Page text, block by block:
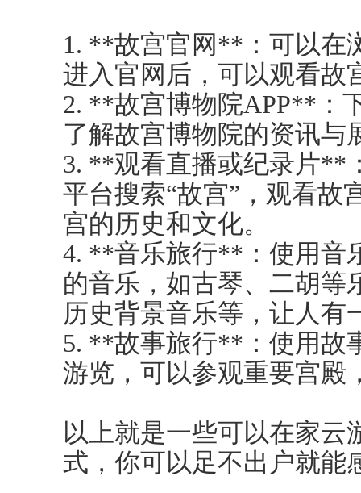
1. **故宫官网**：可以在
进入官网后，可以观看故
2. **故宫博物院APP**：
了解故宫博物院的资讯与
3. **观看直播或纪录片**
平台搜索“故宫”，观看故
宫的历史和文化。
4. **音乐旅行**：使用音
的音乐，如古琴、二胡等
历史背景音乐等，让人有
5. **故事旅行**：使用故
游览，可以参观重要宫殿
以上就是一些可以在家云
式，你可以足不出户就能